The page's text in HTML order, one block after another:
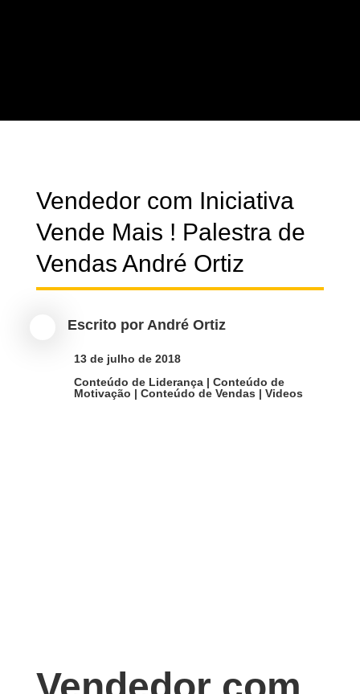
Vendedor com Iniciativa
Vende Mais ! Palestra de
Vendas André Ortiz
Escrito porAndré Ortiz
13 de julho de 2018
Conteúdo de Liderança |Conteúdo de
Motivação |Conteúdo de Vendas |Videos